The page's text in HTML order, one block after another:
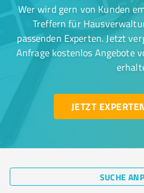
Wer wird gern von Kunden
Treffern für
passenden Experten. Jetzt
Anfrage kostenlos Angebote
JETZT
SUCHE